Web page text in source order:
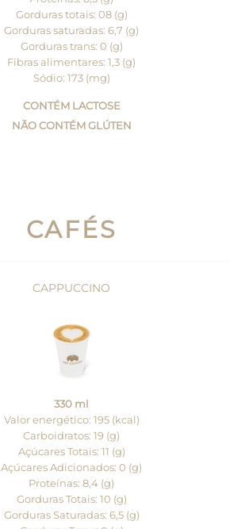
Gorduras totais: 08 (g)
Gorduras saturadas: 6,7 (g)
Gorduras trans: 0 (g)
Fibras alimentares: 1,3 (g)
Sódio: 173 (mg)
CONTÉM LACTOSE
NÃO CONTÉM GLÚTEN
CAFÉS
CAPPUCCINO
330 ml
Valor energético: 195 (kcal)
Carboidratos: 19 (g)
Açúcares Totais: 11 (g)
Açúcares Adicionados: 0 (g)
Proteínas: 8,4 (g)
Gorduras Totais: 10 (g)
Gorduras Saturadas: 6,5 (g)